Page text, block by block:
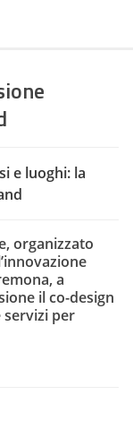
e luoghi: la
organizzato
a
il co-design
per